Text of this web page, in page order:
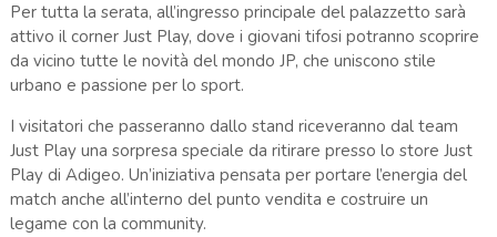
Per tutta la serata, all’ingresso principale del palazzetto sarà
attivo il corner Just Play, dove i giovani tifosi potranno scoprire
da vicino tutte le novità del mondo JP, che uniscono stile
urbano e passione per lo sport.
I visitatori che passeranno dallo stand riceveranno dal team
Just Play una sorpresa speciale da ritirare presso lo store Just
Play di Adigeo. Un’iniziativa pensata per portare l’energia del
match anche all’interno del punto vendita e costruire un
legame con la community.